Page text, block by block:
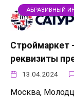
АБРАЗИВНЫЙ
Строймаркет
реквизиты
13.04.2024
Москва,